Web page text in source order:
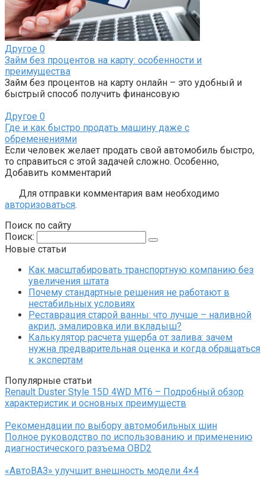
Другое 0
Займ без процентов на карту: особенности и
преимущества
Займ без процентов на карту онлайн – это удобный и
быстрый способ получить финансовую
Другое 0
Где и как быстро продать машину даже с
обременениями
Если человек желает продать свой автомобиль быстро,
то справиться с этой задачей сложно. Особенно,
Добавить комментарий
Для отправки комментария вам необходимо
авторизоваться.
Поиск по сайту
Поиск:
Новые статьи
Как масштабировать транспортную компанию без
увеличения штата
Почему стандартные решения не работают в
нестабильных условиях
Реставрация старой ванны: что лучше – наливной
акрил, эмалировка или вкладыш?
Калькулятор расчета ущерба от залива: зачем
нужна предварительная оценка и когда обращаться
к экспертам
Популярные статьи
Renault Duster Style 15D 4WD MT6 – Подробный обзор
характеристик и основных преимуществ
Рекомендации по выбору автомобильных шин
Полное руководство по использованию и применению
диагностического разъема OBD2
«АвтоВАЗ» улучшит внешность модели 4×4